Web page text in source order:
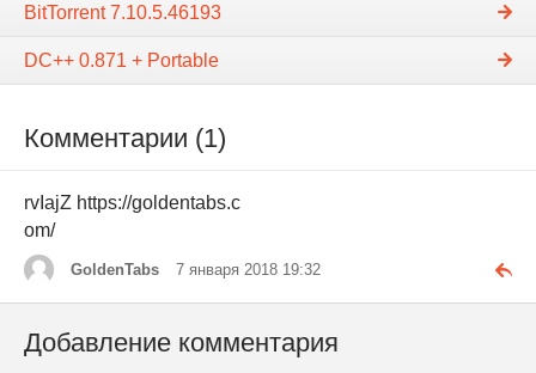
BitTorrent 7.10.5.46193
DC++ 0.871 + Portable
Комментарии (1)
rvIajZ https://goldentabs.c
om/
GoldenTabs 7 января 2018 19:32
Добавление комментария